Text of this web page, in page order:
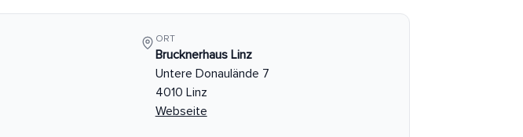
ORT
Brucknerhaus Linz
Untere Donaulände 7
4010 Linz
Webseite